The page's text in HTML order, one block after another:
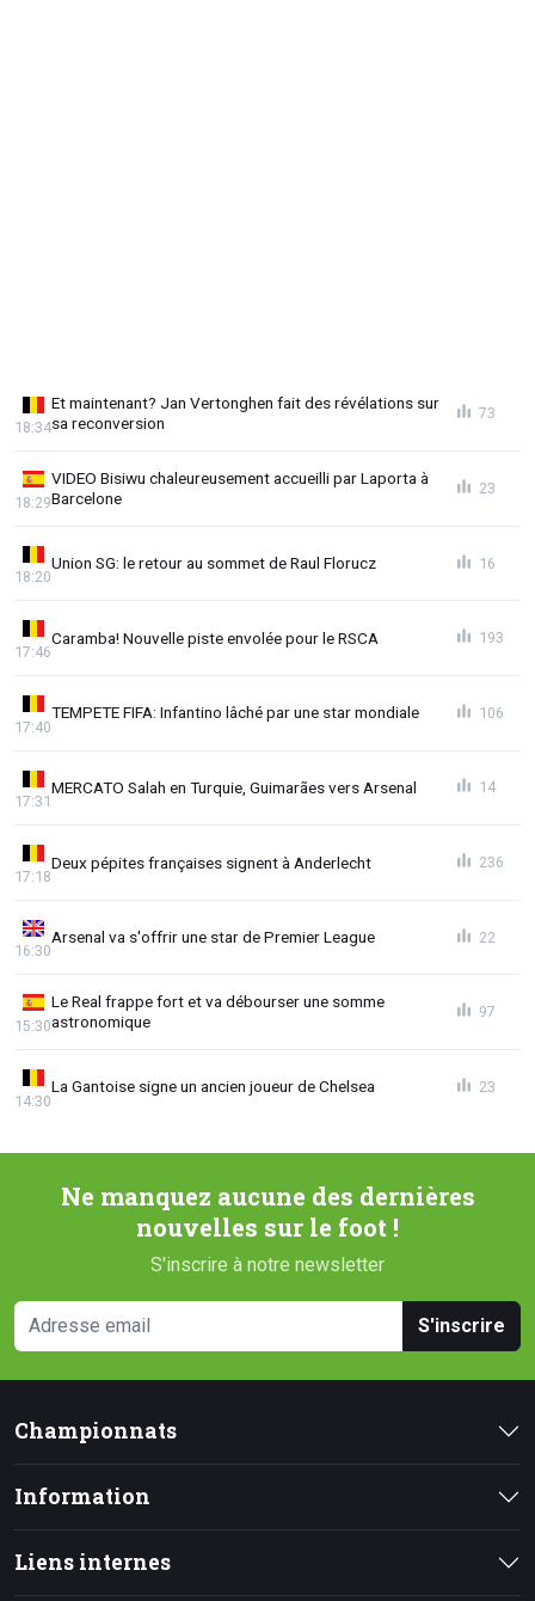
Et maintenant? Jan Vertonghen fait des révélations sur
sa reconversion
18:34
73
VIDEO Bisiwu chaleureusement accueilli par Laporta à
Barcelone
18:29
23
Union SG: le retour au sommet de Raul Florucz
18:20
16
Caramba! Nouvelle piste envolée pour le RSCA
17:46
193
TEMPETE FIFA: Infantino lâché par une star mondiale
17:40
106
MERCATO Salah en Turquie, Guimarães vers Arsenal
17:31
14
Deux pépites françaises signent à Anderlecht
17:18
236
Arsenal va s'offrir une star de Premier League
16:30
22
Le Real frappe fort et va débourser une somme
astronomique
15:30
97
La Gantoise signe un ancien joueur de Chelsea
14:30
23
Ne manquez aucune des dernières
nouvelles sur le foot !
S'inscrire à notre newsletter
S'inscrire
Championnats
Information
Liens internes